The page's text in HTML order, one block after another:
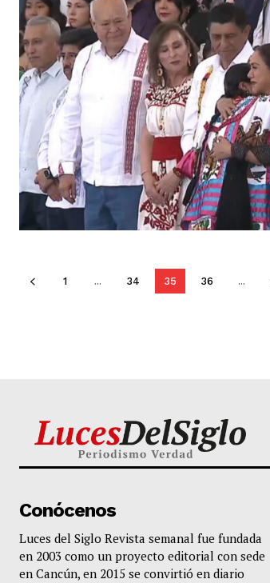
1 ... 34 35 36 ...
Conócenos
Luces del Siglo Revista semanal fue fundada
en 2003 como un proyecto editorial con sede
en Cancún, en 2015 se convirtió en diario